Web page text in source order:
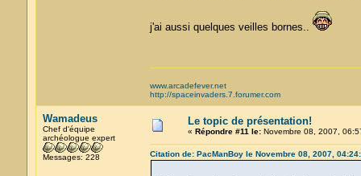
j'ai aussi quelques veilles bornes..
www.arcadefever.net
http://spaceinvaders.7.forumer.com
Wamadeus
Chef d'équipe
archéologue expert
Messages: 228
Le topic de présentation!
« Répondre #11 le:Novembre 08, 2007,
Citation de: PacManBoy le Novembre 08, 2007,